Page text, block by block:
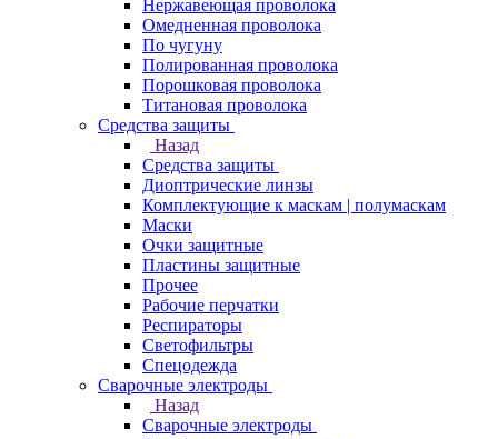
Нержавеющая проволока
Омедненная проволока
По чугуну
Полированная проволока
Порошковая проволока
Титановая проволока
Средства защиты
Назад
Средства защиты
Диоптрические линзы
Комплектующие к маскам | полумаскам
Маски
Очки защитные
Пластины защитные
Прочее
Рабочие перчатки
Респираторы
Светофильтры
Спецодежда
Сварочные электроды
Назад
Сварочные электроды